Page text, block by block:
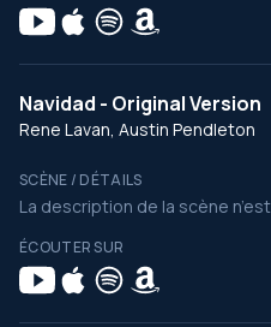
Navidad - Original Version
Rene Lavan, Austin Pendleton
SCÈNE / DÉTAILS
La description de la scène
ÉCOUTER SUR